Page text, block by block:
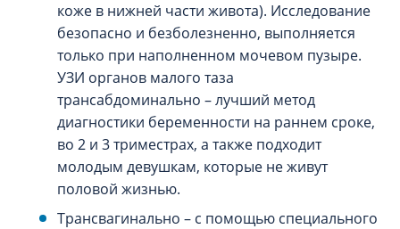
коже в нижней части живота). Исследование
безопасно и безболезненно, выполняется
только при наполненном мочевом пузыре.
УЗИ органов малого таза
трансабдоминально – лучший метод
диагностики беременности на раннем сроке,
во 2 и 3 триместрах, а также подходит
молодым девушкам, которые не живут
половой жизнью.
Трансвагинально – с помощью специального